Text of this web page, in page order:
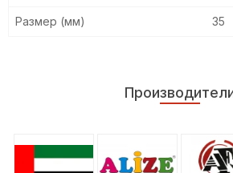
Размер (мм) 35